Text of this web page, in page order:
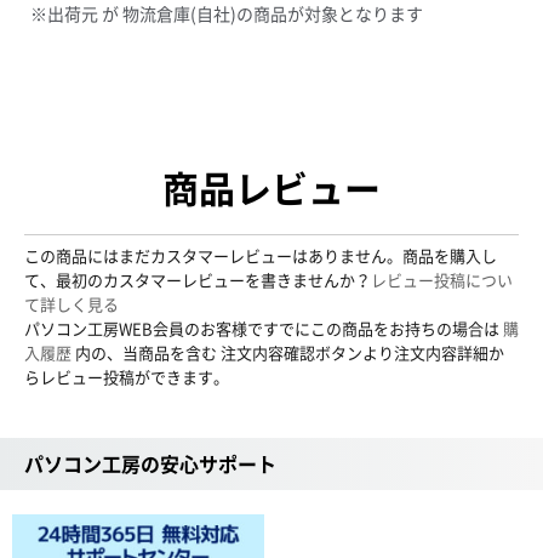
※出荷元 が 物流倉庫(自社)の商品が対象となります
商品レビュー
この商品にはまだカスタマーレビューはありません。商品を購入し
て、最初のカスタマーレビューを書きませんか？ レビュー投稿につい
て詳しく見る
パソコン工房WEB会員のお客様ですでにこの商品をお持ちの場合は 購
入履歴 内の、当商品を含む 注文内容確認ボタンより注文内容詳細か
らレビュー投稿ができます。
パソコン工房の安心サポート